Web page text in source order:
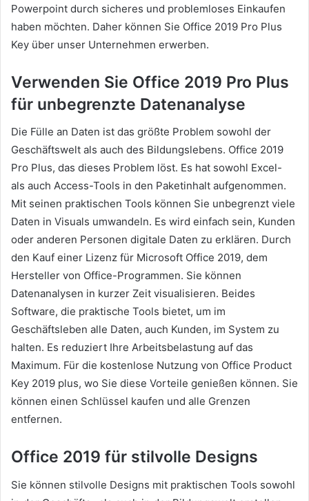
Powerpoint durch sicheres und problemloses Einkaufen
haben möchten. Daher können Sie Office 2019 Pro Plus
Key über unser Unternehmen erwerben.
Verwenden Sie Office 2019 Pro Plus
für unbegrenzte Datenanalyse
Die Fülle an Daten ist das größte Problem sowohl der
Geschäftswelt als auch des Bildungslebens. Office 2019
Pro Plus, das dieses Problem löst. Es hat sowohl Excel-
als auch Access-Tools in den Paketinhalt aufgenommen.
Mit seinen praktischen Tools können Sie unbegrenzt viele
Daten in Visuals umwandeln. Es wird einfach sein, Kunden
oder anderen Personen digitale Daten zu erklären. Durch
den Kauf einer Lizenz für Microsoft Office 2019, dem
Hersteller von Office-Programmen. Sie können
Datenanalysen in kurzer Zeit visualisieren. Beides
Software, die praktische Tools bietet, um im
Geschäftsleben alle Daten, auch Kunden, im System zu
halten. Es reduziert Ihre Arbeitsbelastung auf das
Maximum. Für die kostenlose Nutzung von Office Product
Key 2019 plus, wo Sie diese Vorteile genießen können. Sie
können einen Schlüssel kaufen und alle Grenzen
entfernen.
Office 2019 für stilvolle Designs
Sie können stilvolle Designs mit praktischen Tools sowohl